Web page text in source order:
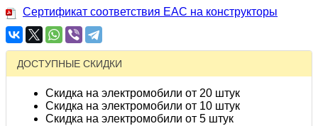
Сертификат соответствия EAC на конструкторы
ДОСТУПНЫЕ СКИДКИ
Скидка на электромобили от 20 штук
Скидка на электромобили от 10 штук
Скидка на электромобили от 5 штук